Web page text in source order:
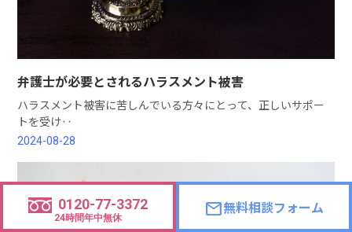
弁護士が必要とされるハラスメント被害
ハラスメント被害に苦しんでいる方々にとって、正しいサポー
トを受け‥
2024-08-28
0120-77-3372
24時間年中無休 mail無料相談フォーム